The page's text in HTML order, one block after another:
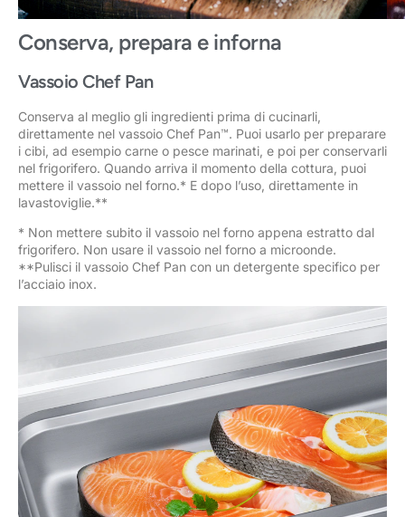
Conserva, prepara e inforna
Vassoio Chef Pan
Conserva al meglio gli ingredienti prima di cucinarli,
direttamente nel vassoio Chef Pan™. Puoi usarlo per preparare
i cibi, ad esempio carne o pesce marinati, e poi per conservarli
nel frigorifero. Quando arriva il momento della cottura, puoi
mettere il vassoio nel forno.* E dopo l’uso, direttamente in
lavastoviglie.**
* Non mettere subito il vassoio nel forno appena estratto dal
frigorifero. Non usare il vassoio nel forno a microonde.
**Pulisci il vassoio Chef Pan con un detergente specifico per
l’acciaio inox.